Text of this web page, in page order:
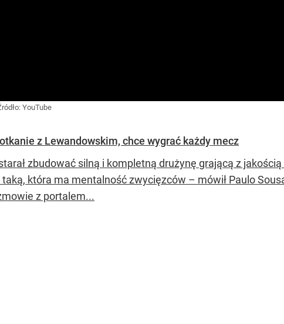
YouTube
z Lewandowskim, chce wygrać każdy mecz
zbudować silną i kompletną drużynę grającą z
która ma mentalność zwycięzców – mówił Paulo
z portalem...